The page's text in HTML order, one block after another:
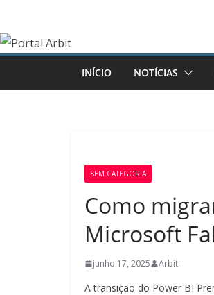
o
INÍCIO NOTÍCIAS
SEM CATEGORIA
Como
Microsoft
junho 17, 2025 Arbit
A transição do Power BI